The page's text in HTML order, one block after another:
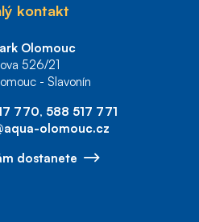
kontakt
Olomouc
526/21
- Slavonín
770, 588 517 771
olomouc.cz
dostanete